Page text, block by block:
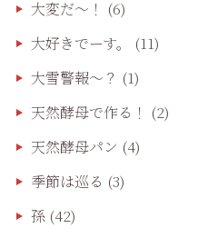
大変だ〜！ (6)
大好きでーす。
(11)
大雪警報〜？ (1)
天然酵母で作る！ (2)
天然酵母パン (4)
季節は巡る (3)
孫(42)